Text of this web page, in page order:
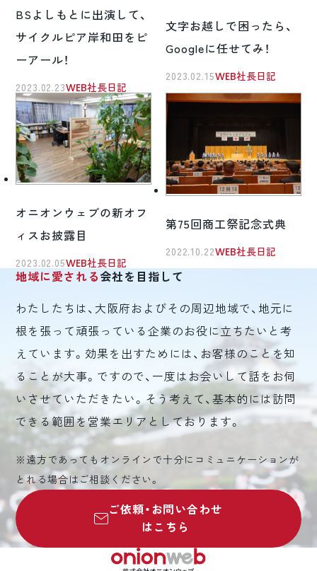
BSよしもとに出演して、
サイクルピア岸和田をピ
ーアール！
2023.02.23WEB社長日記
文字お越しで困ったら、
Googleに任せてみ！
2023.02.15WEB社長日記
オニオンウェブの新オフ
ィスお披露目
2023.02.05WEB社長日記
第75回商工祭記念式典
2022.10.22WEB社長日記
地域に愛される会社を目指して
わたしたちは、大阪府およびその周辺地域で、地元に
根を張って頑張っている企業のお役に立ちたいと考
えています。効果を出すためには、お客様のことを知
ることが大事。ですので、一度はお会いして話をお伺
いさせていただきたい。そう考えて、基本的には訪問
できる範囲を営業エリアとしております。
※遠方であってもオンラインで十分にコミュニケーションが
とれる場合はご相談ください。
ご依頼・お問い合わせ
はこちら